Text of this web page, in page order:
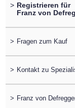
> Registrieren für
Franz von
> Fragen zum Kauf
> Kontakt zu
> Franz von